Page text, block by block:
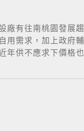
有往南桃園發展
需求，加上政府
年供不應求下價格